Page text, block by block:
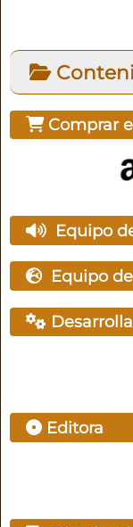
Comprar
Equipo
Equipo
Editora